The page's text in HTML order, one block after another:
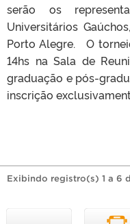
serão os
Universitários
Porto Alegre. O
14hs na Sala de
graduação e pós-
inscrição
Exibindo registro(s) 1 a 6